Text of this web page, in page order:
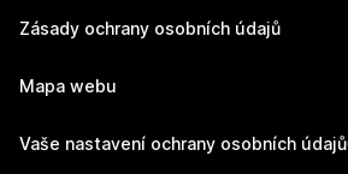
Zásady ochrany osobních údajů
Mapa webu
Vaše nastavení ochrany osobních údajů